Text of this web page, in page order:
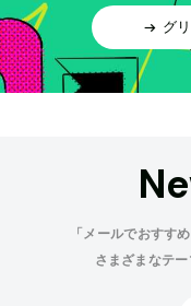
グ
「メールでおすす
さまざまなテ